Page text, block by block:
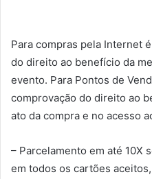
Para compras pela Internet
do direito ao benefício da
evento. Para Pontos de
comprovação do direito ao
ato da compra e no acesso
– Parcelamento em até 10X
em todos os cartões